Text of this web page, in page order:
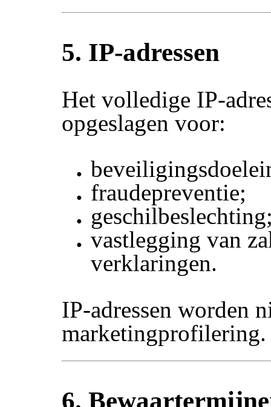
5. IP-adressen
Het volledige IP-
opgeslagen voor:
fraudepreventie;
vastlegging van
verklaringen.
IP-adressen worden
marketingprofilering.
6.